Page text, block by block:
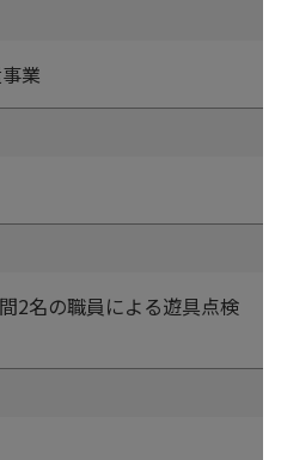
業
2名の職員による遊具点検